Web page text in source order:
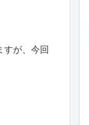
すが、今回